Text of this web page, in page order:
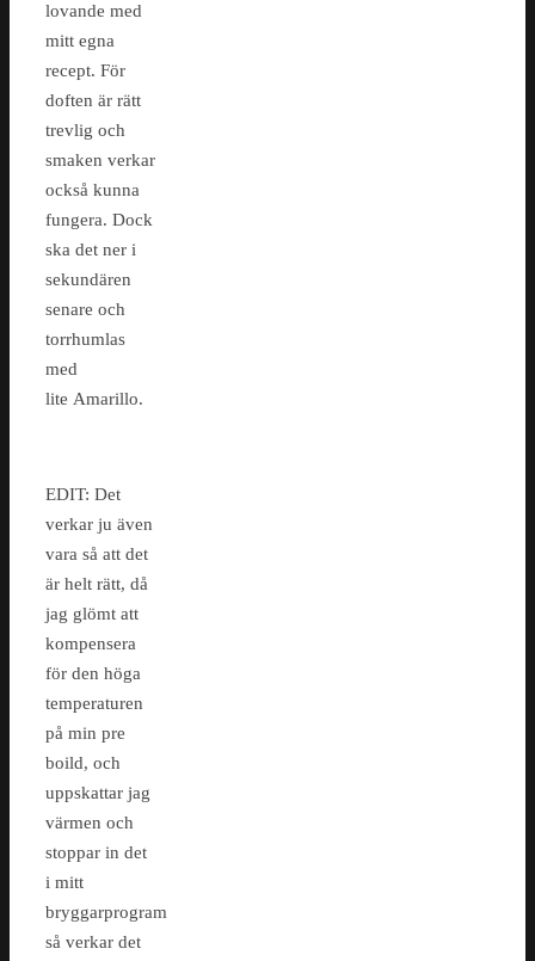
lovande med
mitt egna
recept. För
doften är rätt
trevlig och
smaken verkar
också kunna
fungera. Dock
ska det ner i
sekundären
senare och
torrhumlas
med
lite Amarillo.
EDIT: Det
verkar ju även
vara så att det
är helt rätt, då
jag glömt att
kompensera
för den höga
temperaturen
på min pre
boild, och
uppskattar jag
värmen och
stoppar in det
i mitt
bryggarprogram
så verkar det